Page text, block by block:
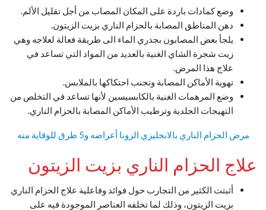
وضع كمادات باردة على المكان المصاب من أجل تقليل الألم.
دهن المناطق المصابة بالحزام الناري بزيت الزيتون.
يلجأ بعض المصابون بجدري الماء الى طريقة فعالة لعلاجه وهي
زيت شجرة الشاي الغنية بالعديد من المواد التي تساعد في
علاج هذا المرض.
تهوية الأماكن المصابة وتجنب احتكاكها بالملابس.
وضع المرهمات الغنية بالكابسيسين لأنها تساعد في التخلص من
التهيجات الجلدية وترطيب الأماكن المصابة بالحزام الناري.
مرض الحزام الناري بالانجليزي الزونا أعراضه و5 طرق للوقاية منه
علاج الحزام الناري بزيت الزيتون
أثبتت الكثير من التجارب حول فوائد وفاعلية علاج الحزام الناري
بزيت الزيتون، وذلك لما تخلفه العناصر الموجودة فيه على